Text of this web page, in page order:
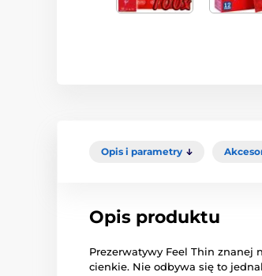
Opis i parametry
Opis produktu
Prezerwatywy Feel Thin znanej
cienkie. Nie odbywa się to